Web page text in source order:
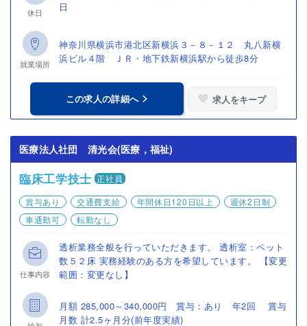
休日
日
就業場所
神奈川県横浜市港北区新横浜３－８－１２ 丸八新横
浜ビル４階 ＪＲ・地下鉄新横浜駅から徒歩8分
この求人の詳細へ 求人をキープ
医療法人社団 清光会(医療，福祉)
臨床工学技士 正社員
賞与あり
交通費支給 年間休日120日以上
週休2日制
車通勤可
転勤なし
仕事内容
透析業務全般を行っていただきます。 透析室：ベット
数５２床 実務経験のある方を希望しています。 【変更
範囲：変更なし】
月額 285,000～340,000円 賞与：あり 年2回 賞与
月数 計2.5ヶ月分(前年度実績)